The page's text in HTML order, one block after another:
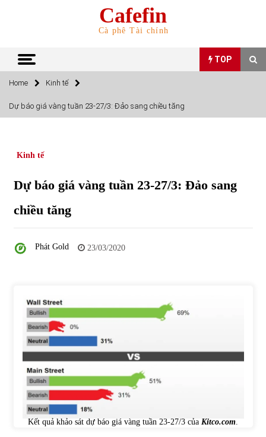
Cafefin
Cà phê Tài chính
TOP
TOP
Top 10 mặt hàng Việt Nam nhập khẩu nhiều nhất tháng
5/2022
5/2022
Top 10 tỷ phú giàu nhất thế giới – Bảng xếp hạng 2022
31/05/2022
Bất ổn từ các cuộc đấu giá đất ở Thanh Hoá
31/05/2022
Home Kinh tế
Dự báo giá vàng tuần 23-27/3: Đảo sang chiều tăng
Kinh tế
Dự báo giá vàng tuần 23-27/3: Đảo sang
chiều tăng
Phát Gold 23/03/2020
Kết quả khảo sát dự báo giá vàng tuần 23-27/3 của Kitco.com.